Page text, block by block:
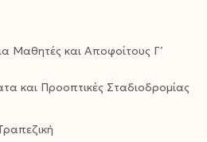
Μαθητές και Αποφοίτους Γ’
και Προοπτικές Σταδιοδρομίας